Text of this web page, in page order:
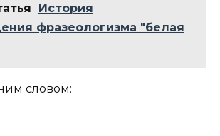
История
фразеологизма "белая
словом: